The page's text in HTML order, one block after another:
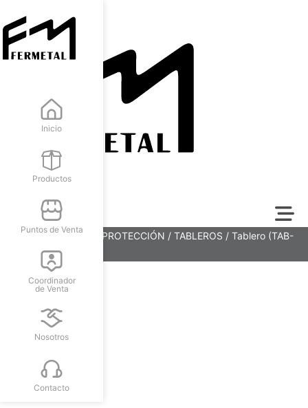
Inicio
Productos
Puntos de Venta
Coordinador
de Venta
Nosotros
Contacto
Inicio/SISTEMA DE PROTECCIÓN / TABLEROS / Tablero (TAB-